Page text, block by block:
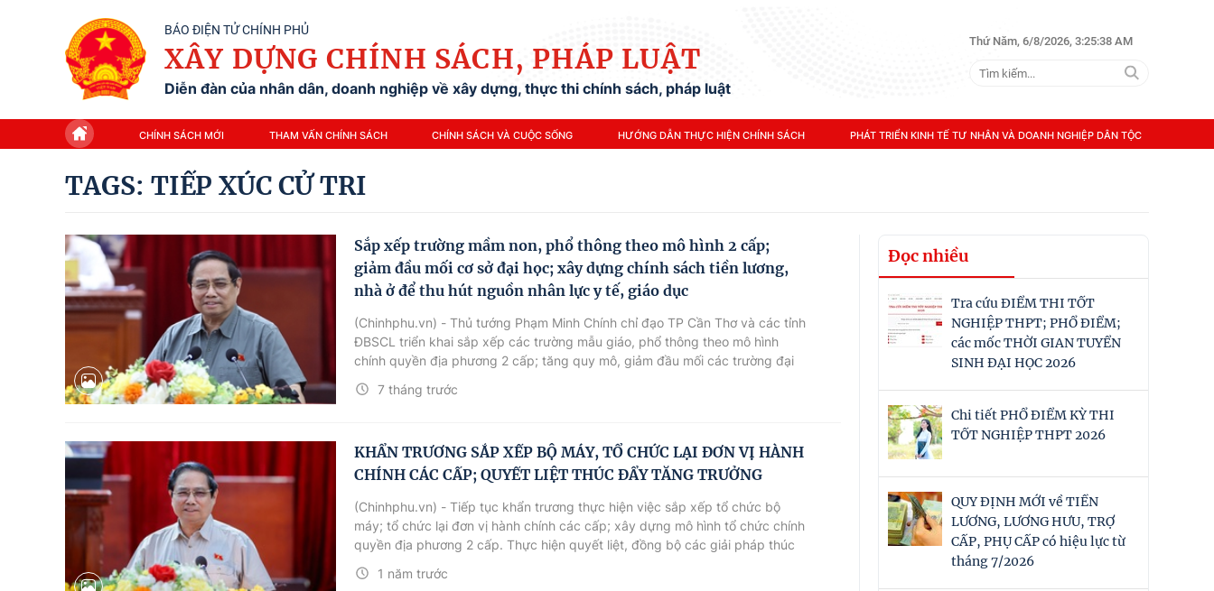
BÁO ĐIỆN TỬ CHÍNH PHỦ
XÂY DỰNG CHÍNH SÁCH, PHÁP LUẬT
Diễn đàn của nhân dân, doanh nghiệp về xây dựng, thực thi chính sách, pháp luật
Thứ Năm, 6/8/2026, 3:25:39 AM
CHÍNH SÁCH MỚI THAM VẤN CHÍNH SÁCH CHÍNH SÁCH VÀ CUỘC SỐNG HƯỚNG DẪN THỰC HIỆN CHÍNH SÁCH PHÁT TRIỂN KINH TẾ TƯ NHÂN VÀ DOANH NGHIỆP DÂN TỘC
TAGS: TIẾP XÚC CỬ TRI
Sắp xếp trường mầm non, phổ thông theo mô hình 2 cấp;
giảm đầu mối cơ sở đại học; xây dựng chính sách tiền lương,
nhà ở để thu hút nguồn nhân lực y tế, giáo dục
7 tháng trước
(Chinhphu.vn) - Thủ tướng Phạm Minh Chính chỉ đạo TP Cần Thơ và các tỉnh
ĐBSCL triển khai sắp xếp các trường mẫu giáo, phổ thông theo mô hình
chính quyền địa phương 2 cấp; tăng quy mô, giảm đầu mối các trường đại
học; cho biết thời gian tới sẽ đầu tư hạ tầng chiến lược cho 2 ngành giáo
dục và y tế; tiếp tục xây dựng cơ chế, chính sách thu hút nguồn nhân lực
KHẨN TRƯƠNG SẮP XẾP BỘ MÁY, TỔ CHỨC LẠI ĐƠN VỊ HÀNH
CHÍNH CÁC CẤP; QUYẾT LIỆT THÚC ĐẨY TĂNG TRƯỞNG
1 năm trước
(Chinhphu.vn) - Tiếp tục khẩn trương thực hiện việc sắp xếp tổ chức bộ
máy; tổ chức lại đơn vị hành chính các cấp; xây dựng mô hình tổ chức chính
quyền địa phương 2 cấp. Thực hiện quyết liệt, đồng bộ các giải pháp thúc
đẩy tăng trưởng đạt 8% trở lên và chuẩn bị tăng trưởng 2 con số trong
những năm tiếp theo.
Đọc nhiều
Tra cứu ĐIỂM THI TỐT
NGHIỆP THPT; PHỔ ĐIỂM;
các mốc THỜI GIAN TUYỂN
SINH ĐẠI HỌC 2026
Chi tiết PHỔ ĐIỂM KỲ THI
TỐT NGHIỆP THPT 2026
QUY ĐỊNH MỚI về TIỀN
LƯƠNG, LƯƠNG HƯU, TRỢ
CẤP, PHỤ CẤP có hiệu lực từ
tháng 7/2026